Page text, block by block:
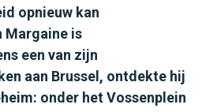
opnieuw kan
Margaine is
een van zijn
aan Brussel, ontdekte hij
onder het Vossenplein